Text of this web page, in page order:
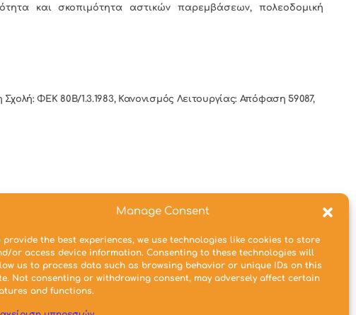
Manage Consent
provide the best experiences, we use technologies like cookies to store
or access device information. Consenting to these technologies will
us to process data such as browsing behavior or unique IDs on this
Not consenting or withdrawing consent, may adversely affect certain
and functions.
και σκοπιμότητα αστικών παρεμβάσεων, πολεοδομική
ΦΕΚ 80Β/1.3.1983, Κανονισμός Λειτουργίας: Απόφαση 59087,